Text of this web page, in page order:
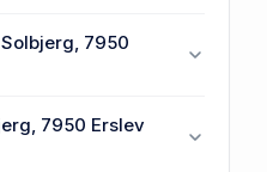
7950
7950 Erslev